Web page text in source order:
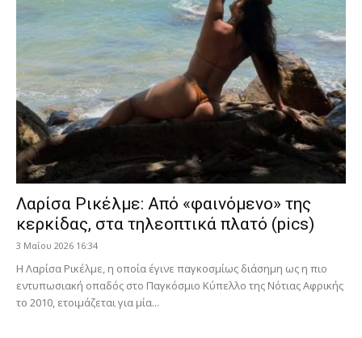
Λαρίσα Ρικέλμε: Από «φαινόμενο» της
κερκίδας, στα τηλεοπτικά πλατό (pics)
3 Μαΐου 2026 16:34
Η Λαρίσα Ρικέλμε, η οποία έγινε παγκοσμίως διάσημη ως η πιο
εντυπωσιακή οπαδός στο Παγκόσμιο Κύπελλο της Νότιας Αφρικής
το 2010, ετοιμάζεται για μία...